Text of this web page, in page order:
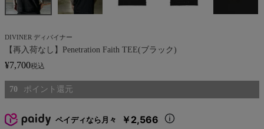
DIVINER ディバイナー
【再入荷なし】Penetration Faith TEE(ブラック)
¥7,700税込
70
ペイディなら月々 ￥2,566